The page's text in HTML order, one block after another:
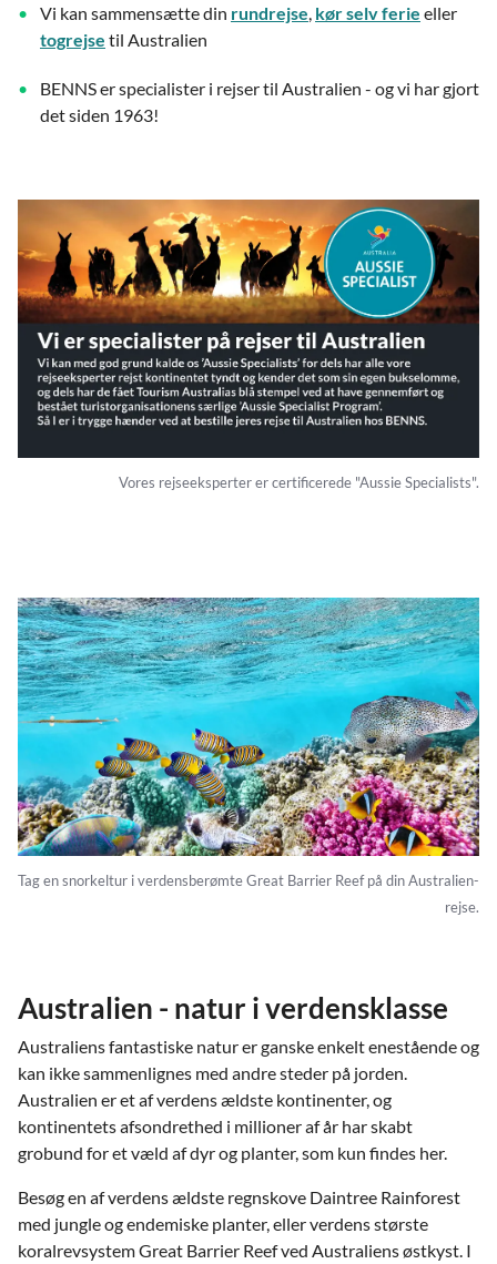
Vi kan sammensætte din rundrejse, kør selv ferie eller
togrejse til Australien
BENNS er specialister i rejser til Australien - og vi har gjort
det siden 1963!
Vores rejseeksperter er certificerede "Aussie Specialists".
Tag en snorkeltur i verdensberømte Great Barrier Reef på din Australien-
rejse.
Australien - natur i verdensklasse
Australiens fantastiske natur er ganske enkelt enestående og
kan ikke sammenlignes med andre steder på jorden.
Australien er et af verdens ældste kontinenter, og
kontinentets afsondrethed i millioner af år har skabt
grobund for et væld af dyr og planter, som kun findes her.
Besøg en af verdens ældste regnskove Daintree Rainforest
med jungle og endemiske planter, eller verdens største
koralrevsystem Great Barrier Reef ved Australiens østkyst. I